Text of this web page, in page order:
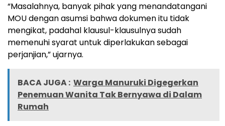
“Masalahnya, banyak pihak yang menandatangani
MOU dengan asumsi bahwa dokumen itu tidak
mengikat, padahal klausul-klausulnya sudah
memenuhi syarat untuk diperlakukan sebagai
perjanjian,” ujarnya.
BACA JUGA : Warga Manuruki Digegerkan
Penemuan Wanita Tak Bernyawa di Dalam
Rumah